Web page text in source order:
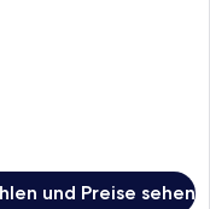
und Preise sehen